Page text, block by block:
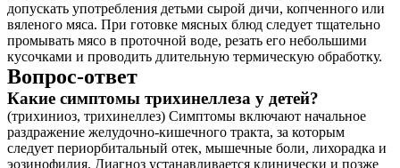
допускать употребления детьми сырой дичи, копченного или
вяленого мяса. При готовке мясных блюд следует тщательно
промывать мясо в проточной воде, резать его небольшими
кусочками и проводить длительную термическую обработку.
Вопрос-ответ
Какие симптомы трихинеллеза у детей?
(трихиниоз, трихинеллез) Симптомы включают начальное
раздражение желудочно-кишечного тракта, за которым
следует периорбитальный отек, мышечные боли, лихорадка и
эозинофилия. Диагноз устанавливается клинически и позже